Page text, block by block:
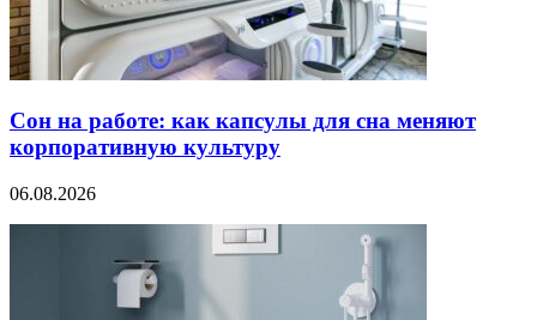
Сон на работе: как капсулы для сна меняют
корпоративную культуру
06.08.2026